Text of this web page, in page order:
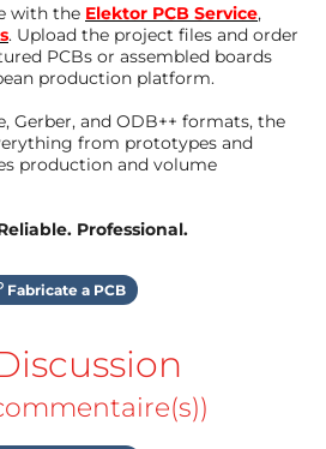
with the Elektor PCB Service,
. Upload the project files and order
PCBs or assembled boards
production platform.
Gerber, and ODB++ formats, the
from prototypes and
production and volume
Professional.
Fabricate a PCB